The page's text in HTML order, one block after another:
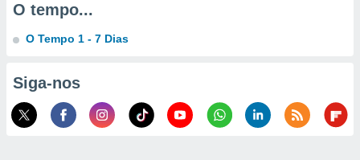
através
O tempo...
O Tempo 1 - 7 Dias
Siga-nos